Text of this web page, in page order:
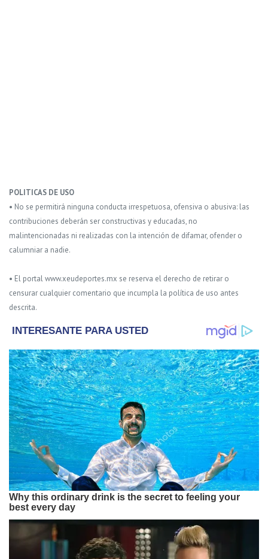
POLITICAS DE USO
• No se permitirá ninguna conducta irrespetuosa, ofensiva o abusiva: las
contribuciones deberán ser constructivas y educadas, no
malintencionadas ni realizadas con la intención de difamar, ofender o
calumniar a nadie.
• El portal www.xeudeportes.mx se reserva el derecho de retirar o
censurar cualquier comentario que incumpla la política de uso antes
descrita.